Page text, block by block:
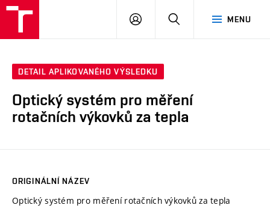
MENU
PŘIHLÁSIT
DETAIL APLIKOVANÉHO VÝSLEDKU
Optický systém pro měření
rotačních výkovků za tepla
ORIGINÁLNÍ NÁZEV
Optický systém pro měření rotačních výkovků za tepla